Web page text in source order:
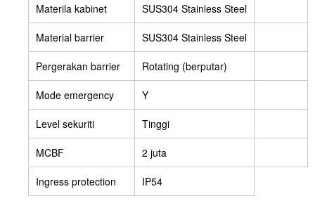
Materila kabinet SUS304 Stainless Steel
Material barrier SUS304 Stainless Steel
Pergerakan barrier Rotating (berputar)
Mode emergency Y
Level sekuriti Tinggi
MCBF 2 juta
Ingress protection IP54